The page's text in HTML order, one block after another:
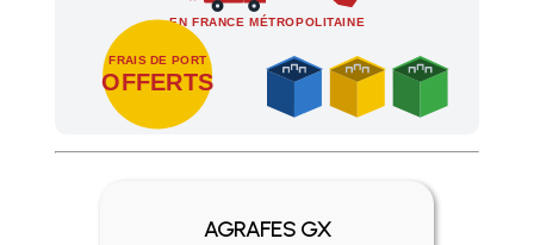
EN FRANCE MÉTROPOLITAINE
FRAIS DE PORT
OFFERTS
Profitez des Frais de port offerts en France
AGRAFES GX